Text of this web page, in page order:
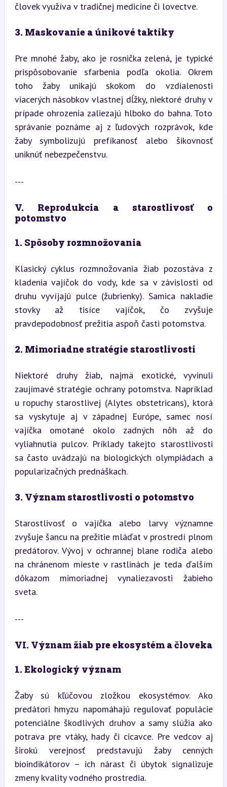
človek využíva v tradičnej medicíne či lovectve.
3. Maskovanie a únikové taktiky
Pre mnohé žaby, ako je rosnička zelená, je typické
prispôsobovanie sfarbenia podľa okolia. Okrem
toho žaby unikajú skokom do vzdialenosti
viacerých násobkov vlastnej dĺžky, niektoré druhy v
prípade ohrozenia zaliezajú hlboko do bahna. Toto
správanie poznáme aj z ľudových rozprávok, kde
žaby symbolizujú prefíkanosť alebo šikovnosť
uniknúť nebezpečenstvu.
---
V. Reprodukcia a starostlivosť o
potomstvo
1. Spôsoby rozmnožovania
Klasický cyklus rozmnožovania žiab pozostáva z
kladenia vajíčok do vody, kde sa v závislosti od
druhu vyvíjajú pulce (žubrienky). Samica nakladie
stovky až tisíce vajíčok, čo zvyšuje
pravdepodobnosť prežitia aspoň časti potomstva.
2. Mimoriadne stratégie starostlivosti
Niektoré druhy žiab, najmä exotické, vyvinuli
zaujímavé stratégie ochrany potomstva. Napríklad
u ropuchy starostlivej (Alytes obstetricans), ktorá
sa vyskytuje aj v západnej Európe, samec nosí
vajíčka omotané okolo zadných nôh až do
vyliahnutia pulcov. Príklady takejto starostlivosti
sa často uvádzajú na biologických olympiádach a
popularizačných prednáškach.
3. Význam starostlivosti o potomstvo
Starostlivosť o vajíčka alebo larvy významne
zvyšuje šancu na prežitie mláďat v prostredí plnom
predátorov. Vývoj v ochrannej blane rodiča alebo
na chránenom mieste v rastlinách je teda ďalším
dôkazom mimoriadnej vynaliezavosti žabieho
sveta.
---
VI. Význam žiab pre ekosystém a človeka
1. Ekologický význam
Žaby sú kľúčovou zložkou ekosystémov. Ako
predátori hmyzu napomáhajú regulovať populácie
potenciálne škodlivých druhov a samy slúžia ako
potrava pre vtáky, hady či cicavce. Pre vedcov aj
širokú verejnosť predstavujú žaby cenných
bioindikátorov – ich nárast či úbytok signalizuje
zmeny kvality vodného prostredia.